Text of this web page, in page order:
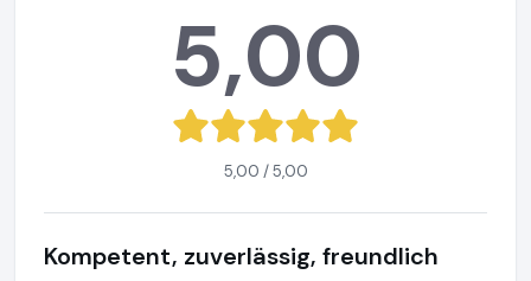
5,00
5,00 / 5,00
Kompetent, zuverlässig, freundlich